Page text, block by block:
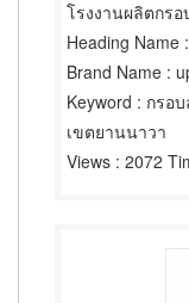
Heading Name
Brand Name :
Keyword : กรอ
เขตยานนาวา
Views : 2072